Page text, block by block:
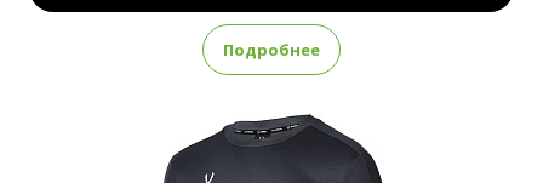
Подробнее